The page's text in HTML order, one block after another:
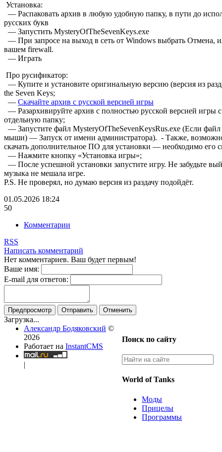
Установка:
— Распаковать архив в любую удобную папку, в пути до
русских букв
— Запустить MysteryOfTheSevenKeys.exe
— При запросе на выход в сеть от Windows выбрать Отмена,
вашем firewall.
— Играть
Про русификатор:
— Купите и установите оригинальную версию (версия из
the Seven Keys;
— Скачайте архив с русской версией игры
— Разархивируйте архив с полностью русской версией
отдельную папку;
— Запустите файл MysteryOfTheSevenKeysRus.exe (Если
мыши) — Запуск от имени администратора). - Также,
скачать дополнительное ПО для установки — необходимо его
— Нажмите кнопку «Установка игры»;
— После успешной установки запустите игру. Не забудьте
музыка не мешала игре.
P.S. Не проверял, но думаю версия из раздачу подойдёт.
01.05.2026 18:24
50
Комментарии
RSS
Написать комментарий
Нет комментариев. Ваш будет первым!
Ваше имя:
E-mail для ответов:
Предпросмотр Отправить Отменить
Загрузка...
Поиск по сайту
World of Tanks
Моды
Прицелы
Программы
Александр Бодяковский ©
2026
Работает на InstantCMS
|